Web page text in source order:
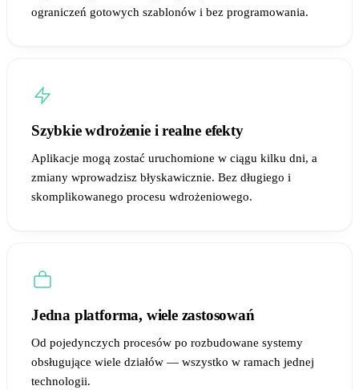
ograniczeń gotowych szablonów i bez programowania.
Szybkie wdrożenie i realne efekty
Aplikacje mogą zostać uruchomione w ciągu kilku dni, a
zmiany wprowadzisz błyskawicznie. Bez długiego i
skomplikowanego procesu wdrożeniowego.
Jedna platforma, wiele zastosowań
Od pojedynczych procesów po rozbudowane systemy
obsługujące wiele działów — wszystko w ramach jednej
technologii.